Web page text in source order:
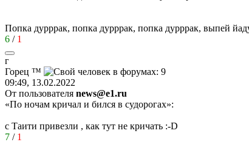
Попка дурррак, попка дурррак, попка дурррак, выпей
6 / 1
г
Горец ™
09:49, 13.02.2022
От пользователя news@e1.ru
«По ночам кричал и бился в судорогах»:
с Таити привезли , как тут не кричать :-D
7 / 1